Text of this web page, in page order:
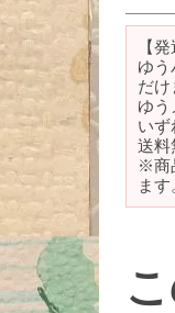
【
ゆ
だけ
ゆ
い
送料
※商
ます